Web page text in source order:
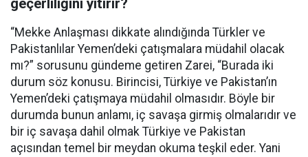
geçerliliğini yitirir?
“Mekke Anlaşması dikkate alındığında Türkler ve
Pakistanlılar Yemen’deki çatışmalara müdahil olacak
mı?” sorusunu gündeme getiren Zarei, “Burada iki
durum söz konusu. Birincisi, Türkiye ve Pakistan’ın
Yemen’deki çatışmaya müdahil olmasıdır. Böyle bir
durumda bunun anlamı, iç savaşa girmiş olmalarıdır ve
bir iç savaşa dahil olmak Türkiye ve Pakistan
açısından temel bir meydan okuma teşkil eder. Yani